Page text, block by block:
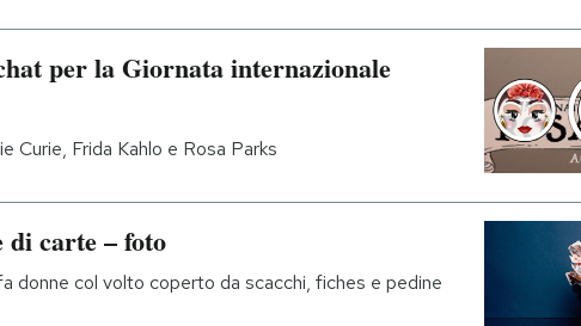
per la Giornata internazionale
Curie, Frida Kahlo e Rosa Parks
di carte – foto
donne col volto coperto da scacchi, fiches e pedine